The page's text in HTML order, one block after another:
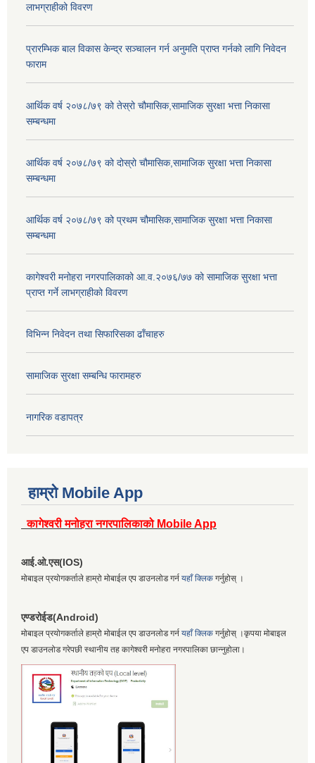
लाभग्राहीको विवरण
प्रारम्भिक बाल विकास केन्द्र सञ्चालन गर्न अनुमति प्राप्त गर्नको लागि निवेदन
फाराम
आर्थिक वर्ष २०७८/७९ को तेस्रो चौमासिक,सामाजिक सुरक्षा भत्ता निकासा
सम्बन्धमा
आर्थिक वर्ष २०७८/७९ को दोस्रो चौमासिक,सामाजिक सुरक्षा भत्ता निकासा
सम्बन्धमा
आर्थिक वर्ष २०७८/७९ को प्रथम चौमासिक,सामाजिक सुरक्षा भत्ता निकासा
सम्बन्धमा
कागेश्वरी मनोहरा नगरपालिकाको आ.व.२०७६/७७ को सामाजिक सुरक्षा भत्ता
प्राप्त गर्ने लाभग्राहीको विवरण
विभिन्न निवेदन तथा सिफारिसका ढाँचाहरु
सामाजिक सुरक्षा सम्बन्धि फारामहरु
नागरिक वडापत्र
हाम्रो Mobile App
कागेश्वरी मनोहरा नगरपालिकाको Mobile App
आई.ओ.एस(IOS)
मोबाइल प्रयोगकर्ताले हाम्रो मोबाईल एप डाउनलोड गर्न यहाँ क्लिक गर्नुहोस् ।
एण्डरोईड(Android)
मोबाइल प्रयोगकर्ताले हाम्रो मोबाईल एप डाउनलोड गर्न यहाँ क्लिक गर्नुहोस् ।कृपया मोबाइल
एप डाउनलोड गरेपछी स्थानीय तह कागेश्वरी मनोहरा नगरपालिका छान्नुहोला।